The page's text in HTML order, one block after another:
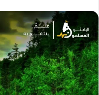
س
ل
ب
ر
ي
د
ا